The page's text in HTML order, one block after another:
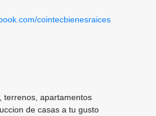
cointecbienesraices
terrenos, apartamentos
de casas a tu gusto